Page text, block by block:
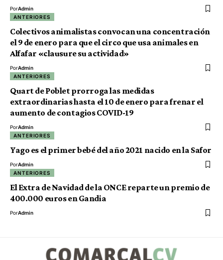
PorAdmin
ANTERIORES
Colectivos animalistas convocan una concentración
el 9 de enero para que el circo que usa animales en
Alfafar «clausure su actividad»
PorAdmin
ANTERIORES
Quart de Poblet prorroga las medidas
extraordinarias hasta el 10 de enero para frenar el
aumento de contagios COVID-19
PorAdmin
ANTERIORES
Yago es el primer bebé del año 2021 nacido en la Safor
PorAdmin
ANTERIORES
El Extra de Navidad de la ONCE reparte un premio de
400.000 euros en Gandia
PorAdmin